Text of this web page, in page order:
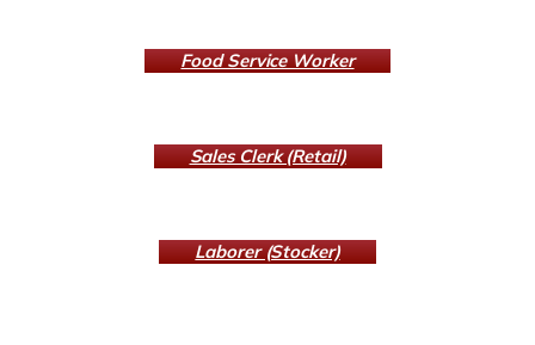
Food Service Worker
Sales Clerk (Retail)
Laborer (Stocker)